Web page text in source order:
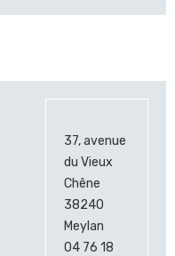
37, avenue
du Vieux
Chêne
38240
Meylan
04 76 18